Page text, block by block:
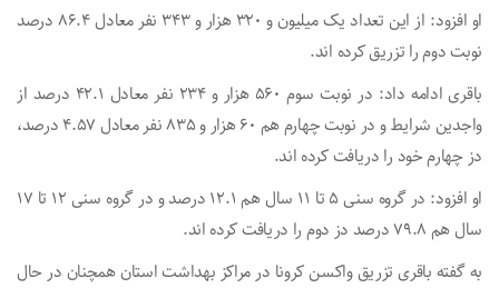
او افزود: از این تعداد یک میلیون و ۳۲۰ هزار و ۳۴۳ نفر معادل ۸۶.۴ درصد
نوبت دوم را تزریق کرده اند.
باقری ادامه داد: در نوبت سوم ۵۶۰ هزار و ۲۳۴ نفر معادل ۴۲.۱ درصد از
واجدین شرایط و در نوبت چهارم هم ۶۰ هزار و ۸۳۵ نفر معادل ۴.۵۷ درصد،
دز چهارم خود را دریافت کرده اند.
او افزود: در گروه سنی ۵ تا ۱۱ سال هم ۱۲.۱ درصد و در گروه سنی ۱۲ تا ۱۷
سال هم ۷۹.۸ درصد دز دوم را دریافت کرده اند.
به گفته باقری تزریق واکسن کرونا در مراکز بهداشت استان همچنان در حال